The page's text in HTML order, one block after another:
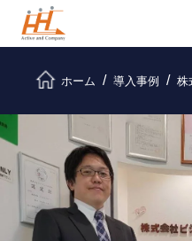
ホーム 導入事例 株